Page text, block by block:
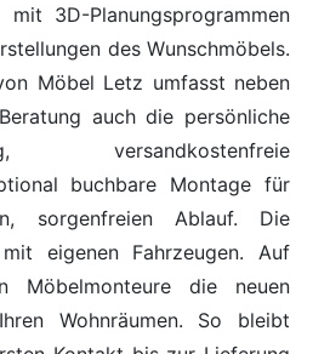
mit 3D-Planungsprogrammen
des Wunschmöbels.
Möbel Letz umfasst neben
auch die persönliche
versandkostenfreie
buchbare Montage für
sorgenfreien Ablauf. Die
eigenen Fahrzeugen. Auf
Möbelmonteure die neuen
Wohnräumen. So bleibt